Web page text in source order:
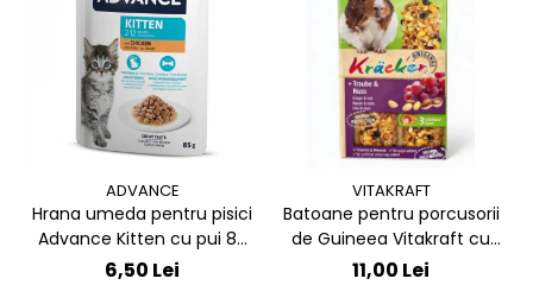
ADVANCE
Hrana umeda pentru pisici
Advance Kitten cu pui 85
gr
6,50 Lei
VITAKRAFT
Batoane pentru porcusorii
de Guineea Vitakraft cu
struguri & nuci 2 buc
11,00 Lei